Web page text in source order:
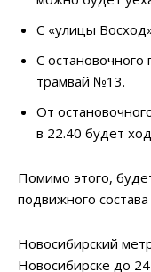
С «улицы
С остановочного
трамвай №13.
От
в 22.40 будет
Помимо этого,
подвижного
Новосибирский
Новосибирске до